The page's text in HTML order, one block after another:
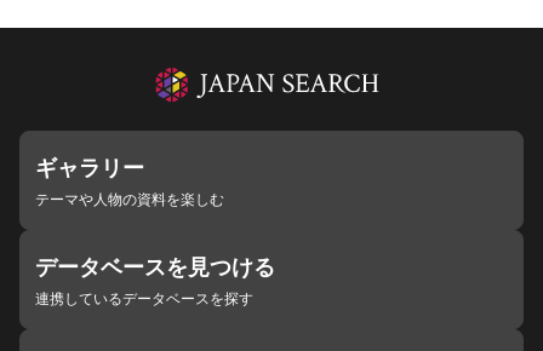
ギャラリー
テーマや人物の資料を楽しむ
データベースを見つける
連携しているデータベースを探す